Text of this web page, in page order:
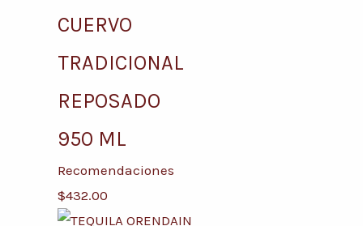
CUERVO
TRADICIONAL
REPOSADO
950 ML
Recomendaciones
$432.00